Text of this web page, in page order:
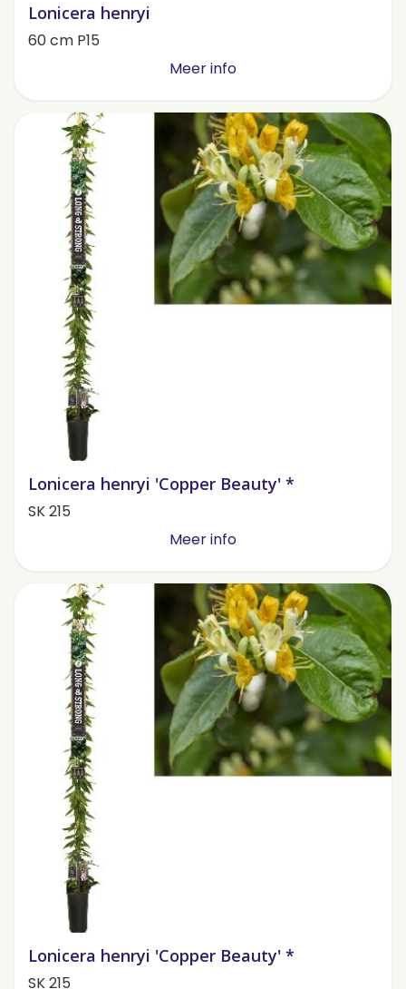
Lonicera henryi
60 cm P15
Meer info
Lonicera henryi 'Copper Beauty' *
SK 215
Meer info
Lonicera henryi 'Copper Beauty' *
SK 215